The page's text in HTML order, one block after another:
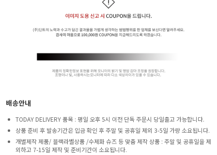
배송안내
TODAY DELIVERY 품목 : 평일 오후 5시 이전 단독 주문시 당일출고 가능합니다.
상품 준비 후 발송기간은 입금 확인 후 주말 및 공휴일 제외 3-5일 가량 소요됩니다.
개별제작 제품/ 블랙라벨상품 /수제화 슈즈 등 맞춤 제작 상품 : 주말 및 공휴일을 제
외하고 7-15일 제작 및 준비기간이 소요됩니다.